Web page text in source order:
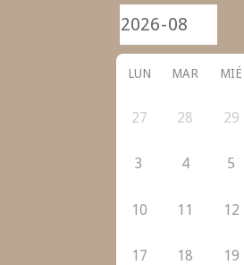
LUN MAR MIÉ
27 28 29
3 4 5
10 11 12
17 18 19